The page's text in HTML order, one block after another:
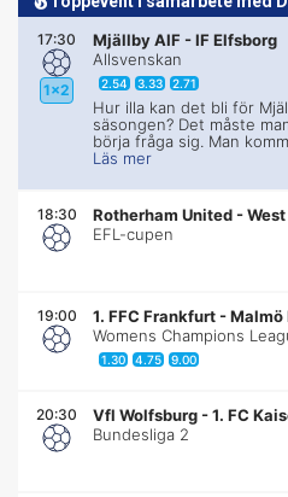
17:30
1x2
Mjällby AIF -IF Elfsborg
Allsvenskan
2.54 3.33 2.71
Hur illa kan det bli för
säsongen? Det måste
börja fråga sig. Man
Läs mer
18:30 Rotherham United -
EFL-cupen
19:00 1. FFC Frankfurt -Malmö
Womens Champions
1.30 4.75 9.00
20:30 Vfl Wolfsburg -1. FC
Bundesliga 2